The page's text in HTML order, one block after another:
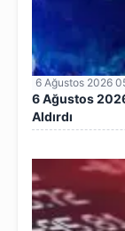
6 Ağustos 2026
6 Ağustos
Aldırdı